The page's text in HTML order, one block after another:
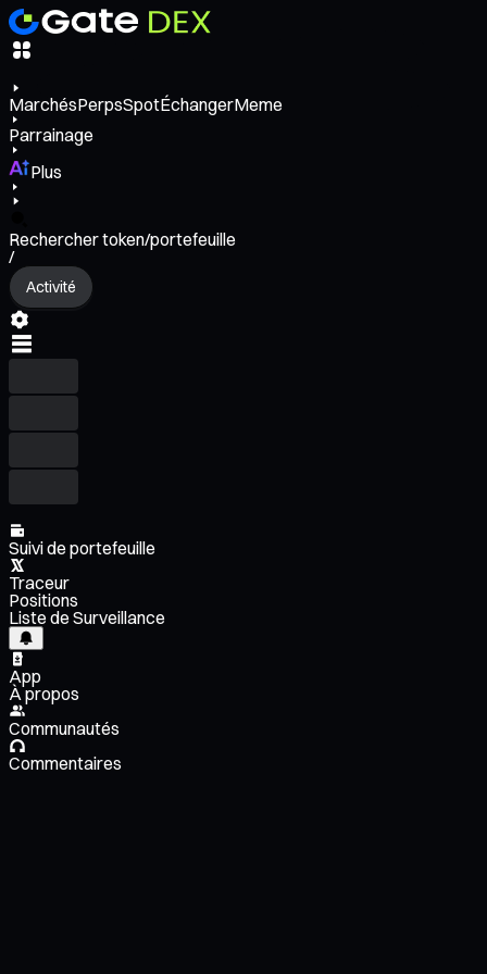
MarchésPerpsSpotÉchangerMeme
Parrainage
Plus
Rechercher token/portefeuille
/
Activité
Suivi de portefeuille
Traceur
Positions
Liste de Surveillance
App
À propos
Communautés
Commentaires